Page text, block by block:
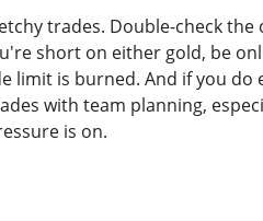
trades. Double-check
short on either gold, be
limit is burned. And if you
with team planning,
is on.